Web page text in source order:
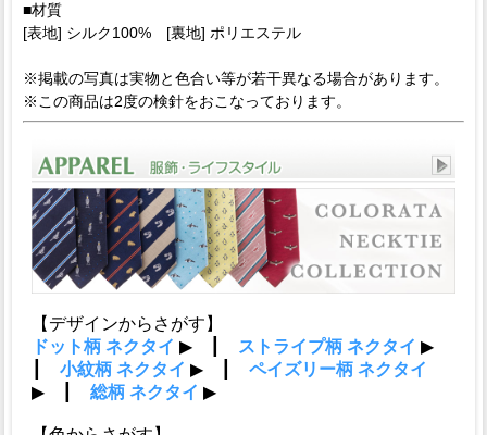
■材質
[表地] シルク100% [裏地] ポリエステル
※掲載の写真は実物と色合い等が若干異なる場合があります。
※この商品は2度の検針をおこなっております。